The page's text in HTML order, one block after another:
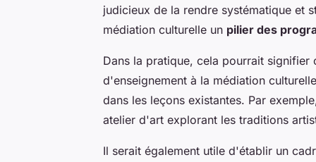
judicieux de la rendre systématique et
médiation culturelle un pilier des
Dans la pratique, cela pourrait
d'enseignement à la médiation
dans les leçons existantes. Par
atelier d'art explorant les traditions
Il serait également utile d'établir un